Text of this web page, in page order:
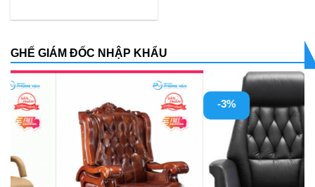
GHẾ GIÁM ĐỐC NHẬP KHẨU
-3%